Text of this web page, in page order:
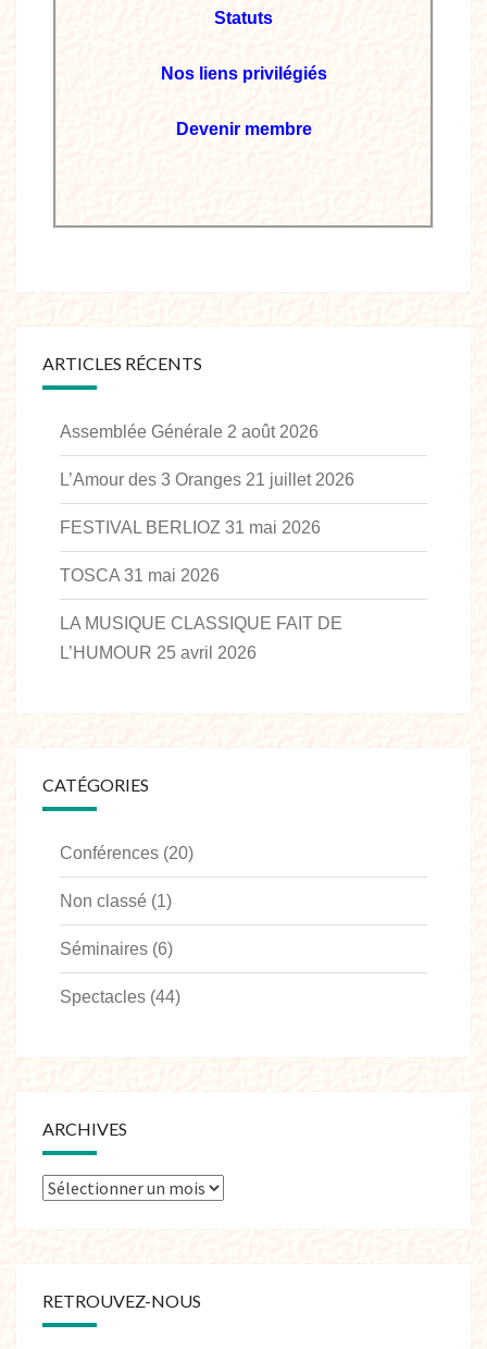
Statuts
Nos liens privilégiés
Devenir membre
ARTICLES RÉCENTS
Assemblée Générale 2 août 2026
L’Amour des 3 Oranges 21 juillet 2026
FESTIVAL BERLIOZ 31 mai 2026
TOSCA 31 mai 2026
LA MUSIQUE CLASSIQUE FAIT DE
L’HUMOUR 25 avril 2026
CATÉGORIES
Conférences (20)
Non classé (1)
Séminaires (6)
Spectacles (44)
ARCHIVES
RETROUVEZ-NOUS